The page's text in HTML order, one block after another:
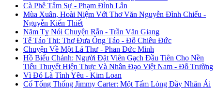
Cà Phê Tâm Sự - Phạm Đình Lân
Mùa Xuân, Hoài Niệm Với Thơ Văn Nguyễn Đình Chiểu -
Nguyễn Kiến Thiết
Năm Tỵ Nói Chuyện Rắn - Trần Văn Giang
Tế Táo Thi: Thơ Đưa Ông Táo - Đỗ Chiêu Đức
Chuyện Về Một Lá Thư - Phan Đức Minh
Hồ Biểu Chánh: Người Đặt Viên Gạch Đầu Tiên Cho Nền
Tiểu Thuyết Hiện Thực Và Nhân Đạo Việt Nam - Đỗ Trường
Vì Đó Là Tình Yêu - Kim Loan
Cố Tổng Thống Jimmy Carter: Một Tấm Lòng Đầy Nhân Ái